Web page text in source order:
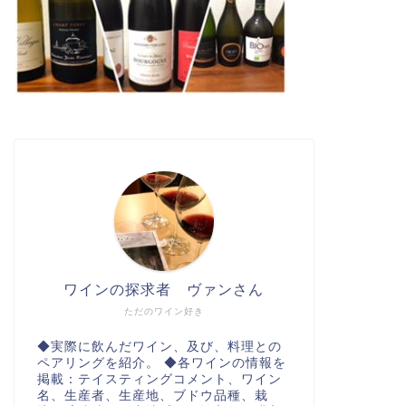
ただのワイン好き
ワインの探求者 ヴァンさん
◆実際に飲んだワイン、及び、料理との
ペアリングを紹介。 ◆各ワインの情報を
掲載：テイスティングコメント、ワイン
名、生産者、生産地、ブドウ品種、栽